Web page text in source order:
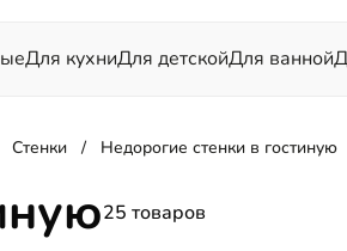
Для кухниДля детскойДля ванной
Стенки Недорогие стенки в гостиную
25 товаров